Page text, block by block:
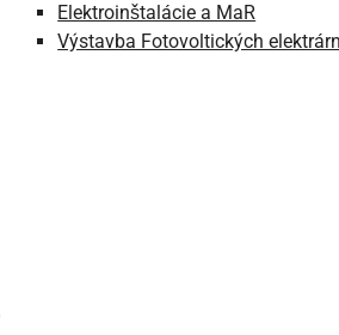
Elektroinštalácie a MaR
Výstavba Fotovoltických